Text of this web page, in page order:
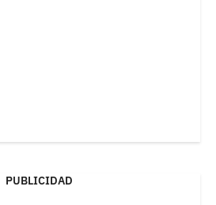
PUBLICIDAD